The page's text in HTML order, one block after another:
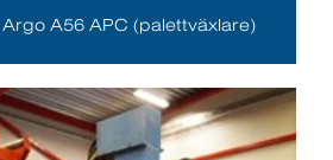
A56 APC (palettväxlare)